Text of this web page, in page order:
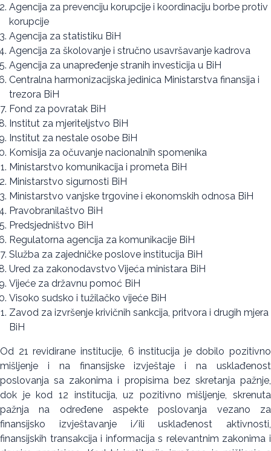
Agencija za prevenciju korupcije i koordinaciju borbe protiv
korupcije
Agencija za statistiku BiH
Agencija za školovanje i stručno usavršavanje kadrova
Agencija za unapređenje stranih investicija u BiH
Centralna harmonizacijska jedinica Ministarstva finansija i
trezora BiH
Fond za povratak BiH
Institut za mjeriteljstvo BiH
Institut za nestale osobe BiH
Komisija za očuvanje nacionalnih spomenika
Ministarstvo komunikacija i prometa BiH
Ministarstvo sigurnosti BiH
Ministarstvo vanjske trgovine i ekonomskih odnosa BiH
Pravobranilaštvo BiH
Predsjedništvo BiH
Regulatorna agencija za komunikacije BiH
Služba za zajedničke poslove institucija BiH
Ured za zakonodavstvo Vijeća ministara BiH
Vijeće za državnu pomoć BiH
Visoko sudsko i tužilačko vijeće BiH
Zavod za izvršenje krivičnih sankcija, pritvora i drugih mjera
BiH
Od 21 revidirane institucije, 6 institucija je dobilo pozitivno
mišljenje i na finansijske izvještaje i na usklađenost
poslovanja sa zakonima i propisima bez skretanja pažnje,
dok je kod 12 institucija, uz pozitivno mišljenje, skrenuta
pažnja na određene aspekte poslovanja vezano za
finansijsko izvještavanje i/ili usklađenost aktivnosti,
finansijskih transakcija i informacija s relevantnim zakonima i